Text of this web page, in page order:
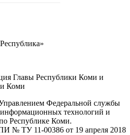
Главы Республики Коми и
Коми
Федеральной службы
информационных технологий и
Республике Коми.
№ ТУ 11-00386 от 19 апреля 2018